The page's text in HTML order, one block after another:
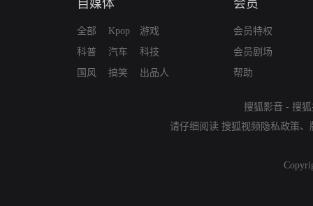
自媒体
全部
科普
国风
Kpop
汽车
搞笑
游戏
科技
出品人
会员
会员特权
会员剧场
帮助
搜狐影音 - 搜
请仔细阅读 搜狐视频隐私政策、